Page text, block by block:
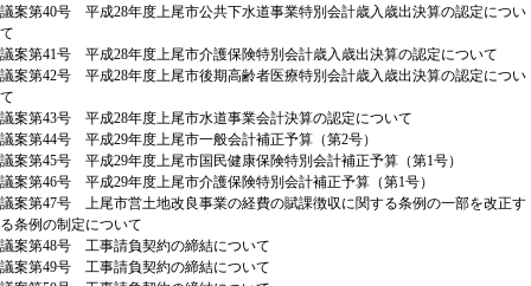
議案第40号 平成28年度上尾市公共下水道事業特別会計歳入歳出決算の認定につい
て
議案第41号 平成28年度上尾市介護保険特別会計歳入歳出決算の認定について
議案第42号 平成28年度上尾市後期高齢者医療特別会計歳入歳出決算の認定につい
て
議案第43号 平成28年度上尾市水道事業会計決算の認定について
議案第44号 平成29年度上尾市一般会計補正予算（第2号）
議案第45号 平成29年度上尾市国民健康保険特別会計補正予算（第1号）
議案第46号 平成29年度上尾市介護保険特別会計補正予算（第1号）
議案第47号 上尾市営土地改良事業の経費の賦課徴収に関する条例の一部を改正す
る条例の制定について
議案第48号 工事請負契約の締結について
議案第49号 工事請負契約の締結について